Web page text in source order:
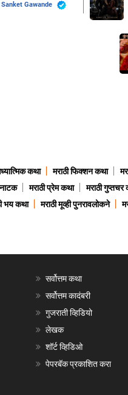
Sanket Gawande
कथा मराठी फिक्शन कथा
नाटक मराठी प्रेम कथा मराठी गुप्तचर
भय कथा मराठी मूव्ही पुनरावलोकने
सर्वोत्तम कथा
सर्वोत्तम कादंबरी
गुजराती व्हिडियो
लेखक
शॉर्ट व्हिडिओ
पेपरबॅक प्रकाशित करा